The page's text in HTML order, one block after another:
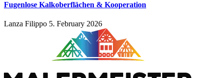
Fugenlose Kalkoberflächen & Kooperation
Lanza Filippo 5. February 2026